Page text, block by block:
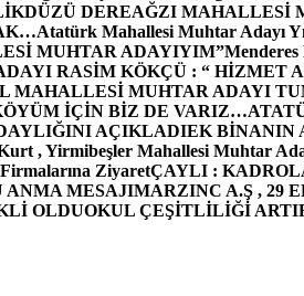
DEREAĞZI MAHALLESİ
Atatürk Mahallesi Muhtar Adayı
MUHTAR ADAYIYIM”
RASİM KÖKÇÜ : “ HİZMET
MAHALLESİ MUHTAR ADAYI
İÇİN BİZ DE VARIZ…
AÇIKLADIEK BİNANIN
, Yirmibeşler Mahallesi Muhtar
ZiyaretÇAYLI :
ANMA MESAJIMARZINC A.Ş , 29
OLDUOKUL ÇEŞİTLİLİĞİ